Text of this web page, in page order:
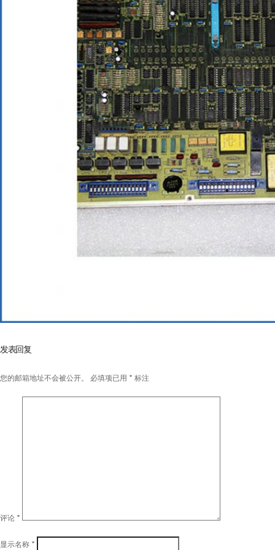
发表回复
您的邮箱地址不会被公开。 必填项已用 * 标注
评论 *
显示名称 *